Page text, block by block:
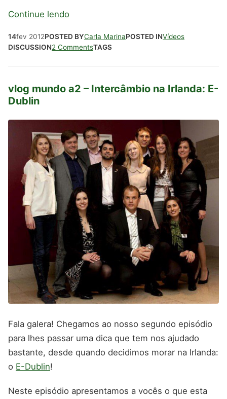
Continue lendo
14fev 2012POSTED BYCarla MarinaPOSTED INVídeos
DISCUSSION2 CommentsTAGS
vlog mundo a2 – Intercâmbio na Irlanda: E-
Dublin
Fala galera! Chegamos ao nosso segundo episódio
para lhes passar uma dica que tem nos ajudado
bastante, desde quando decidimos morar na Irlanda:
o E-Dublin!
Neste episódio apresentamos a vocês o que esta